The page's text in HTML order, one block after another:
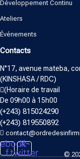
Développement Continu
Ateliers
Événements
Contacts
N°17, avenue mateba,
(KINSHASA / RDC)
(Horaire de travail
De 09h00 à 15h00
(+243) 815024290
(+243) 819550892
f
X-
twitter
©